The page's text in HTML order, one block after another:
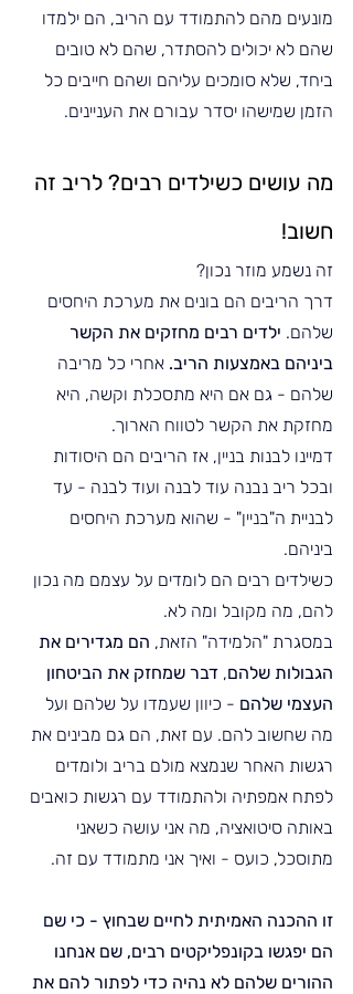
מונעים מהם להתמודד עם הריב, הם ילמדו
שהם לא יכולים להסתדר, שהם לא טובים
ביחד, שלא סומכים עליהם ושהם חייבים כל
הזמן שמישהו יסדר עבורם את העניינים.
מה עושים כשילדים רבים? לריב זה
חשוב!
זה נשמע מוזר נכון?
דרך הריבים הם בונים את מערכת היחסים
שלהם. ילדים רבים מחזקים את הקשר
ביניהם באמצעות הריב. אחרי כל מריבה
שלהם - גם אם היא מתסכלת וקשה, היא
מחזקת את הקשר לטווח הארוך.
דמיינו לבנות בניין, אז הריבים הם היסודות
ובכל ריב נבנה עוד לבנה ועוד לבנה - עד
לבניית ה"בניין" - שהוא מערכת היחסים
ביניהם.
כשילדים רבים הם לומדים על עצמם מה נכון
להם, מה מקובל ומה לא.
במסגרת "הלמידה" הזאת, הם מגדירים את
הגבולות שלהם, דבר שמחזק את הביטחון
העצמי שלהם - כיוון שעמדו על שלהם ועל
מה שחשוב להם. עם זאת, הם גם מבינים את
רגשות האחר שנמצא מולם בריב ולומדים
לפתח אמפתיה ולהתמודד עם רגשות כואבים
באותה סיטואציה, מה אני עושה כשאני
מתוסכל, כועס - ואיך אני מתמודד עם זה.
זו ההכנה האמיתית לחיים שבחוץ - כי שם
הם יפגשו בקונפליקטים רבים, שם אנחנו
ההורים שלהם לא נהיה כדי לפתור להם את